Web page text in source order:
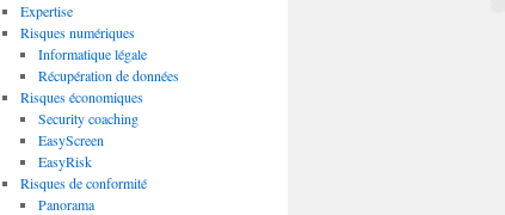
Expertise
Risques numériques
Informatique légale
Récupération de données
Risques économiques
Security coaching
EasyScreen
EasyRisk
Risques de conformité
Panorama